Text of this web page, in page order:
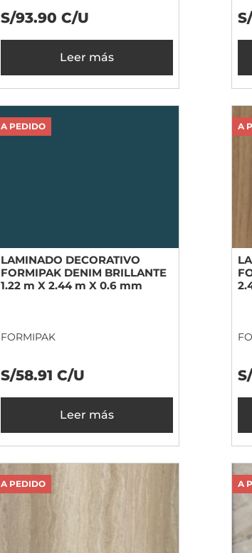
S/93.90 C/U
Leer más
A PEDIDO
LAMINADO DECORATIVO
FORMIPAK DENIM BRILLANTE
1.22 m X 2.44 m X 0.6 mm
FORMIPAK
S/58.91 C/U
Leer más
A
A PEDIDO A